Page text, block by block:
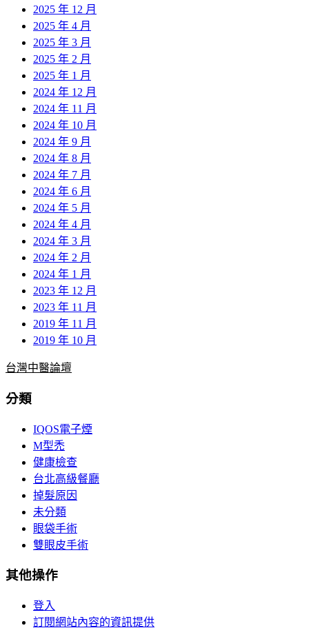
2025 年 12 月
2025 年 4 月
2025 年 3 月
2025 年 2 月
2025 年 1 月
2024 年 12 月
2024 年 11 月
2024 年 10 月
2024 年 9 月
2024 年 8 月
2024 年 7 月
2024 年 6 月
2024 年 5 月
2024 年 4 月
2024 年 3 月
2024 年 2 月
2024 年 1 月
2023 年 12 月
2023 年 11 月
2019 年 11 月
2019 年 10 月
台灣中醫論壇
分類
IQOS電子煙
M型禿
健康檢查
台北高級餐廳
掉髮原因
未分類
眼袋手術
雙眼皮手術
其他操作
登入
訂閱網站內容的資訊提供